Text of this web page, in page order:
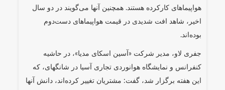
هواپیماهای کارکرده هستند. همچنین آنها می‌گویند در دو سال
اخیر، شاهد افت شدیدی در قیمت هواپیماهای دست‌دوم
بوده‌اند.
جفری لاو، مدیر شرکت «آسین اسکای مدیا»، در حاشیه
کنفرانس و نمایشگاه هوانوردی تجاری آسیا در شانگهای، که
این هفته برگزار شد، گفت: مشتریان تغییر کرده‌اند، دانش آنها